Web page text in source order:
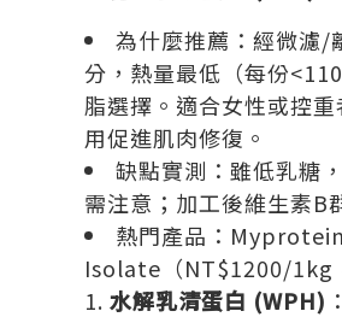
為什麼推薦：經微濾/
分，熱量最低（每份
脂選擇。適合女性或控
用促進肌肉修復。
缺點實測：雖低乳糖
需注意；加工後維生素B
熱門產品：
Isolate（NT$1200/1kg
水解乳清蛋白 (WPH) ：